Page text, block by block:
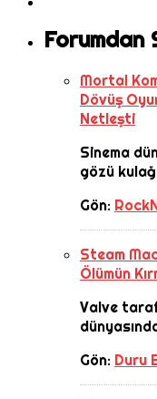
Forumdan
Mortal
Dövüş
Netleşti
Sinema
gözü
Gön:
Steam
Ölümün
Valve
Gön: Duru